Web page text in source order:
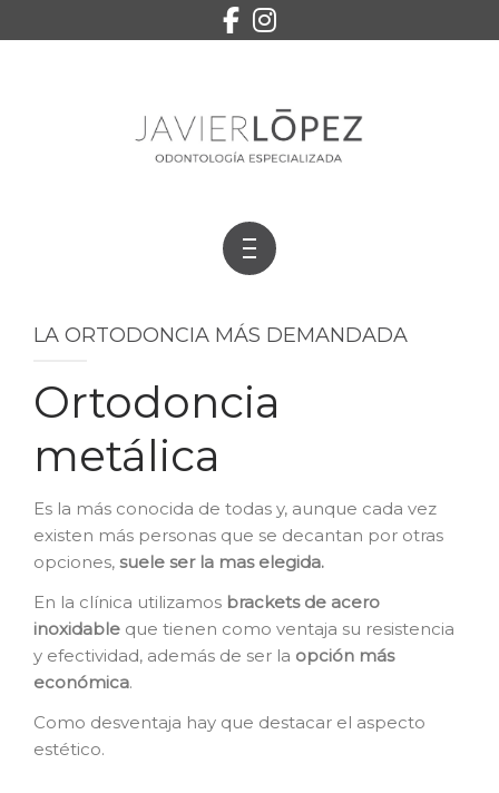
TRATAMIENTOS
EQUIPO
SERVICIOS
CONTACTO
LA ORTODONCIA MÁS DEMANDADA
Ortodoncia
metálica
Es la más conocida de todas y, aunque cada vez
existen más personas que se decantan por otras
opciones, suele ser la mas elegida.
En la clínica utilizamos brackets de acero
inoxidable que tienen como ventaja su resistencia
y efectividad, además de ser la opción más
económica.
Como desventaja hay que destacar el aspecto
estético.